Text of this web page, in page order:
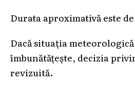
Durata aproximativă este
Dacă situația meteorologică
îmbunătățește, decizia
revizuită.